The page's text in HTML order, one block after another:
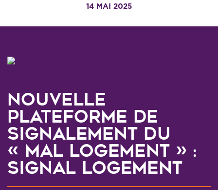
14 MAI 2025
Nouvelle
plateforme de
signalement du
« mal logement » :
Signal logement